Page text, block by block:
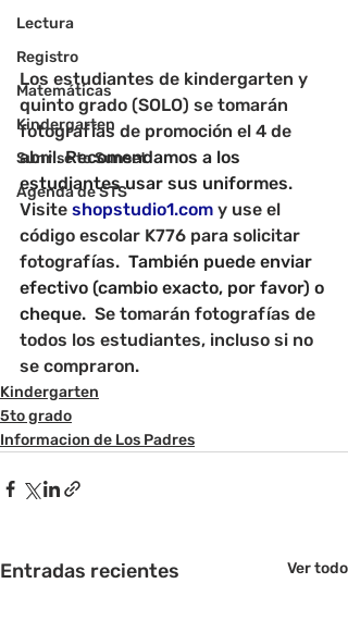
Lectura
Registro
Matemáticas
Kindergarten
Sunrise to Sunset
Agenda de STS
Los estudiantes de kindergarten y
quinto grado (SOLO) se tomarán
fotografías de promoción el 4 de
abril. Recomendamos a los
estudiantes usar sus uniformes.
Visite shopstudio1.com y use el
código escolar K776 para solicitar
fotografías. También puede enviar
efectivo (cambio exacto, por favor) o
cheque. Se tomarán fotografías de
todos los estudiantes, incluso si no
se compraron.
Kindergarten
5to grado
Informacion de Los Padres
Entradas recientes Ver todo